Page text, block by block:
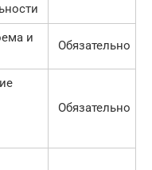
и
Обязательно
Обязательно